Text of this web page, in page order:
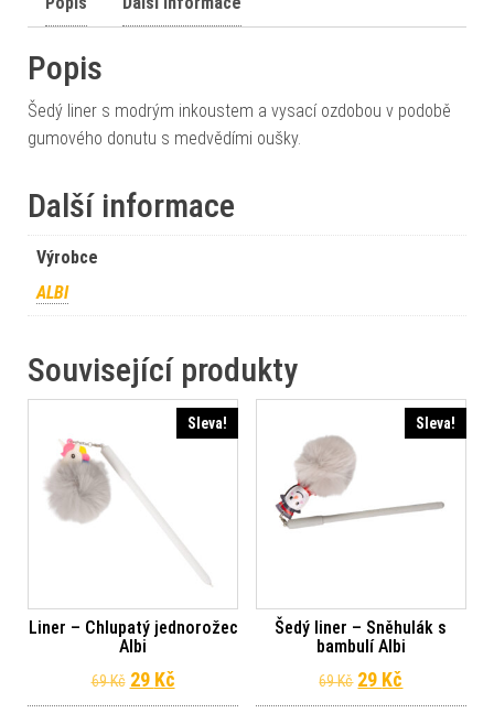
Popis
Šedý liner s modrým inkoustem a vysací ozdobou v podobě
gumového donutu s medvědími oušky.
Další informace
Výrobce
ALBI
Související produkty
Sleva!
Liner – Chlupatý jednorožec
Albi
69Kč Původní cena byla: 69 Kč.
29 KčAktuální cena je: 29 Kč.
Sleva!
Šedý liner – Sněhulák s
bambulí Albi
69Kč Původní cena
29 Kč